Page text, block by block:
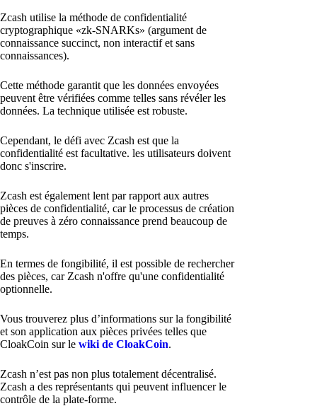
Zcash utilise la méthode de confidentialité
cryptographique «zk-SNARKs» (argument de
connaissance succinct, non interactif et sans
connaissances).
Cette méthode garantit que les données envoyées
peuvent être vérifiées comme telles sans révéler les
données. La technique utilisée est robuste.
Cependant, le défi avec Zcash est que la
confidentialité est facultative. les utilisateurs doivent
donc s'inscrire.
Zcash est également lent par rapport aux autres
pièces de confidentialité, car le processus de création
de preuves à zéro connaissance prend beaucoup de
temps.
En termes de fongibilité, il est possible de rechercher
des pièces, car Zcash n'offre qu'une confidentialité
optionnelle.
Vous trouverez plus d’informations sur la fongibilité
et son application aux pièces privées telles que
CloakCoin sur le wiki de CloakCoin.
Zcash n’est pas non plus totalement décentralisé.
Zcash a des représentants qui peuvent influencer le
contrôle de la plate-forme.